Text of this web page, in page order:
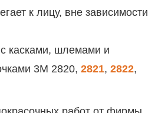
к лицу, вне зависимости
касками, шлемами и
3М 2820, 2821, 2822,